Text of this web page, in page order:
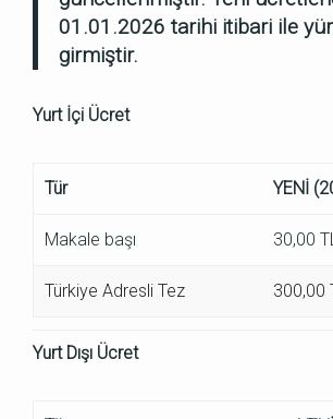
01.01.2026 tarihi itibari ile
girmiştir.
Yurt İçi Ücret
Tür YENİ
Makale başı 30,00
Türkiye Adresli Tez 300,00
Yurt Dışı Ücret